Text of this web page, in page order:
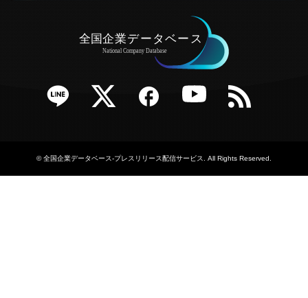
Twitter Facebook YouTube RSS
©全国企業データベース-プレスリリース配信サービス . All Rights Reserved.